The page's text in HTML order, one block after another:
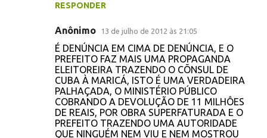
RESPONDER
Anônimo 13 de julho de 2012 às 21:05
É DENÚNCIA EM CIMA DE DENÚNCIA, E O
PREFEITO FAZ MAIS UMA PROPAGANDA
ELEITOREIRA TRAZENDO O CÕNSUL DE
CUBA À MARICÁ, ISTO É UMA VERDADEIRA
PALHAÇADA, O MINISTÉRIO PÚBLICO
COBRANDO A DEVOLUÇÃO DE 11 MILHÔES
DE REAIS, POR OBRA SUPERFATURADA E O
PREFEITO TRAZENDO UMA AUTORIDADE
QUE NINGUÉM NEM VIU E NEM MOSTROU